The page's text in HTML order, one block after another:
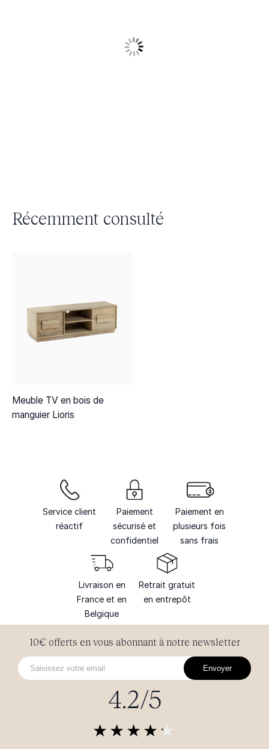
Récemment consulté
Meuble TV en bois de
manguier Lioris
Service client
réactif
Paiement
sécurisé et
confidentiel
Paiement en
plusieurs fois
sans frais
Livraison en
France et en
Belgique
Retrait gratuit
en entrepôt
10€ offerts en vous abonnant à notre newsletter
Envoyer
4.2/5